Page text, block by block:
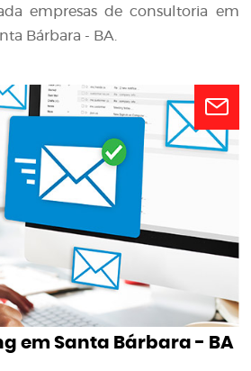
empresas de consultoria em
Bárbara - BA.
em Santa Bárbara - BA